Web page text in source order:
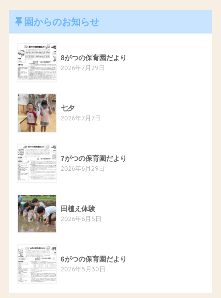
園からのお知らせ
8がつの保育園だより
2026年7月29日
七夕
2026年7月7日
7がつの保育園だより
2026年6月29日
田植え体験
2026年6月5日
6がつの保育園だより
2026年5月30日